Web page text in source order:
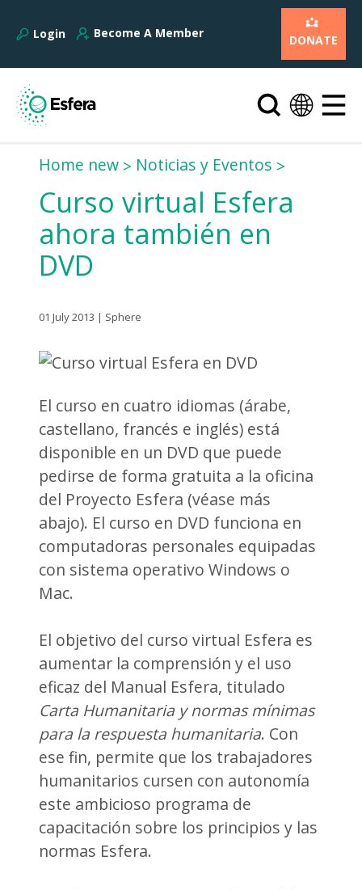
Login Become A Member DONATE
Home new Noticias y Eventos
Curso virtual Esfera
ahora también en
DVD
01 July 2013 | Sphere
El curso en cuatro idiomas (árabe,
castellano, francés e inglés) está
disponible en un DVD que puede
pedirse de forma gratuita a la oficina
del Proyecto Esfera (véase más
abajo). El curso en DVD funciona en
computadoras personales equipadas
con sistema operativo Windows o
Mac.
El objetivo del curso virtual Esfera es
aumentar la comprensión y el uso
eficaz del Manual Esfera, titulado
Carta Humanitaria y normas mínimas
para la respuesta humanitaria. Con
ese fin, permite que los trabajadores
humanitarios cursen con autonomía
este ambicioso programa de
capacitación sobre los principios y las
normas Esfera.